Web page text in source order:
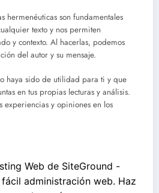
hermenéuticas son fundamentales
texto y nos permiten
y contexto. Al hacerlas, podemos
del autor y su mensaje.
haya sido de utilidad para ti y que
en tus propias lecturas y análisis.
experiencias y opiniones en los